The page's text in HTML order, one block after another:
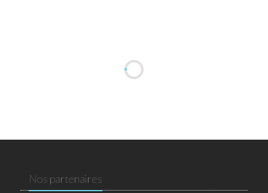
Nos partenaires